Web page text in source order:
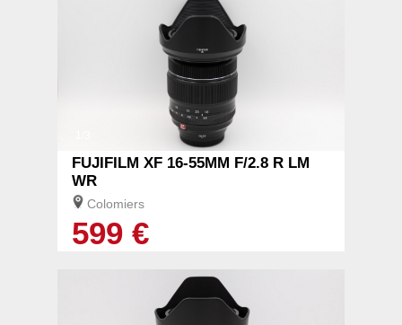
FUJIFILM XF 16-55MM F/2.8 R LM
WR
Colomiers
599 €